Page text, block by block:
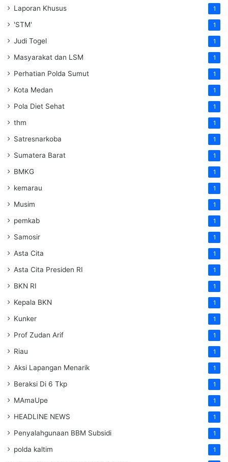
Laporan Khusus 1
'STM' 1
Judi Togel 1
Masyarakat dan LSM 1
Perhatian Polda Sumut 1
Kota Medan 1
Pola Diet Sehat 1
thm 1
Satresnarkoba 1
Sumatera Barat 1
BMKG 1
kemarau 1
Musim 1
pemkab 1
Samosir 1
Asta Cita 1
Asta Cita Presiden RI 1
BKN RI 1
Kepala BKN 1
Kunker 1
Prof Zudan Arif 1
Riau 1
Aksi Lapangan Menarik 1
Beraksi Di 6 Tkp 1
MAmaUpe 1
HEADLINE NEWS 1
Penyalahgunaan BBM Subsidi 1
polda kaltim 1